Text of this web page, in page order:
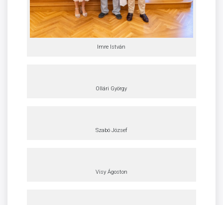
Imre István
Ollári György
Szabó József
Visy Ágoston